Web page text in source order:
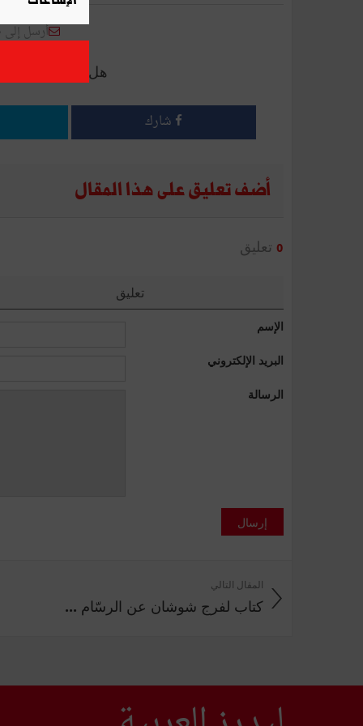
أرسل
هل أعجبك هذا
شارك
أضف تعليق على هذا المقال
0 تعليق
تعليق
الإسم
البريد الإلكتروني
الرسالة
إرسال
المقال التالي
كتاب لفرج شوشان عن الرسّام ...